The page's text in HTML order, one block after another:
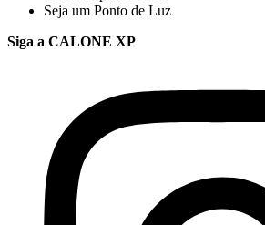
Seja um Ponto de Luz
Siga a CALONE XP